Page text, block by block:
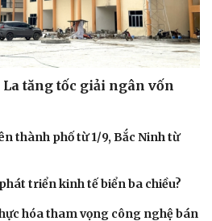
Câu chuyện thời sự
Đọc truyện đêm khuya
Cửa sổ tình yêu
Kể chuyện cho bé
Hạt giống tâm hồn
tăng tốc giải ngân vốn
thành phố từ 1/9, Bắc Ninh từ
triển kinh tế biển ba chiều?
hóa tham vọng công nghệ bán